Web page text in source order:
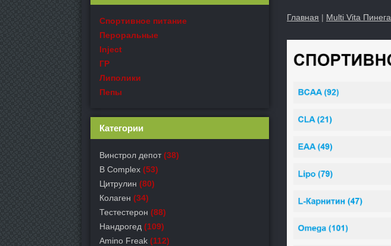
Главная | Multi Vita Пинега
Спортивное питание
Пероральные
Inject
ГР
Липолики
Пепы
Категории
Винстрол депот (38)
B Complex (53)
Цитрулин (80)
Колаген (34)
Тестестерон (88)
Нандрогед (109)
Amino Freak (112)